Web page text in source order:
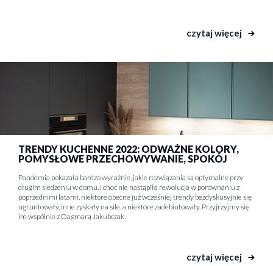
czytaj więcej
TRENDY KUCHENNE 2022: ODWAŻNE KOLORY,
POMYSŁOWE PRZECHOWYWANIE, SPOKÓJ
Pandemia pokazała bardzo wyraźnie, jakie rozwiązania są optymalne przy
długim siedzeniu w domu. I choć nie nastąpiła rewolucja w porównaniu z
poprzednimi latami, niektóre obecne już wcześniej trendy bezdyskusyjnie się
ugruntowały, inne zyskały na sile, a niektóre zadebiutowały. Przyjrzyjmy się
im wspólnie z Dagmarą Jakubczak.
czytaj więcej